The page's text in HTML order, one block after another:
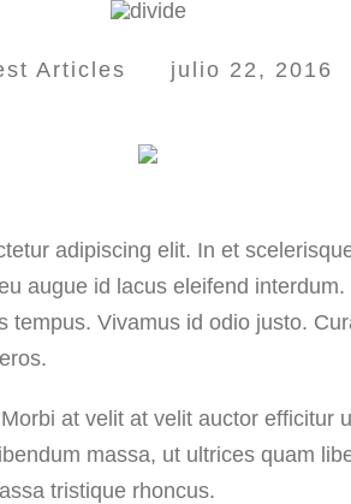
Articles julio 22, 2016
adipiscing elit. In et
augue id lacus eleifend
tempus. Vivamus id odio justo.
at velit at velit auctor efficitur
massa, ut ultrices quam
tristique rhoncus.